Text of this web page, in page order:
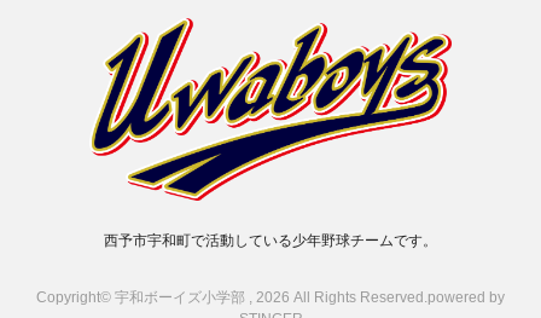
西予市宇和町で活動している少年野球チームです。
Copyright© 宇和ボーイズ小学部 , 2026 All Rights Reserved. powered by